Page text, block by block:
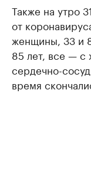
Также на утро
от
женщины, 33 и
85 лет, все — с
сердечно-
время